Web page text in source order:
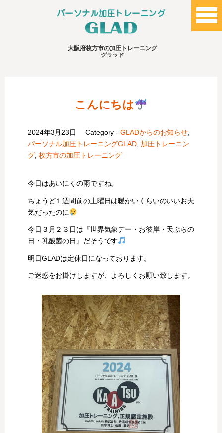
大阪府枚方市の加圧トレーニング
グラッド
こんにちは
2024年3月23日 Category -GLADからのお知らせ,
パーソナル加圧トレーニングGLAD, 加圧トレーニン
グ, 枚方市の加圧トレーニング
今日はあいにくの雨ですね。
ちょうど１週間前の土曜日は暖かいくらいのいいお天
気だったのに
今日３月２３日は『世界気象デー・お彼岸・天ぷらの
日・乳酸菌の日』だそうです
明日GLADは定休日になっております。
ご迷惑をお掛けしますが、よろしくお願い致します。